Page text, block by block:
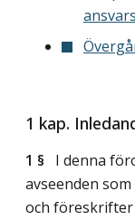
1 kap.
1 § I denna
avseenden
och